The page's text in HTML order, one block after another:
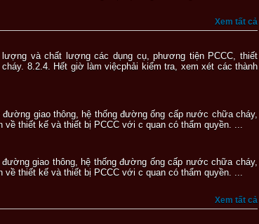
Xem tất cả
và chất lượng các dụng cụ, phương tiện PCCC, thiết
8.2.4. Hết giờ làm việcphải kiểm tra, xem xét các thành
giao thông, hệ thống đường ống cấp nước chữa cháy,
thiết kế và thiết bị PCCC với c quan có thẩm quyền. ...
giao thông, hệ thống đường ống cấp nước chữa cháy,
thiết kế và thiết bị PCCC với c quan có thẩm quyền. ...
Xem tất cả